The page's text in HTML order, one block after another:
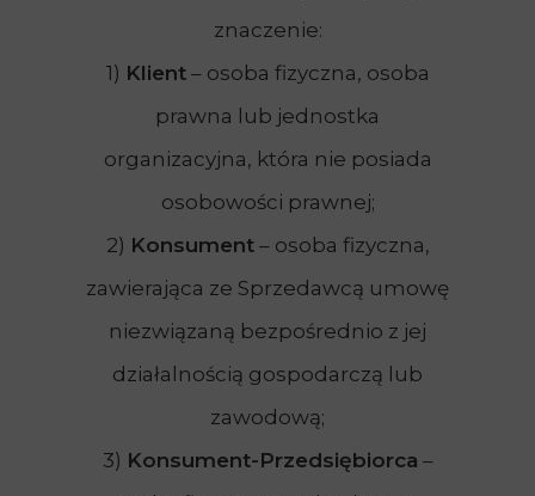
znaczenie:
1) Klient– osoba fizyczna, osoba
prawna lub jednostka
organizacyjna, która nie posiada
osobowości prawnej;
2) Konsument– osoba fizyczna,
zawierająca ze Sprzedawcą umowę
niezwiązaną bezpośrednio z jej
działalnością gospodarczą lub
zawodową;
3) Konsument-Przedsiębiorca –